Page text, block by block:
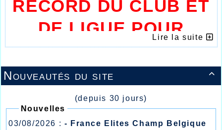

Nouveautés du site
(depuis 30 jours)
Nouvelles
03/08/2026 : - France Elites Champ Belgique
RECORD DU CLUB ET
DE LIGUE POUR
MAHAUT COOREN
Lire la suite